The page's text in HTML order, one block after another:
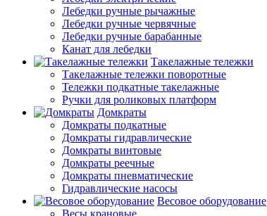
Лебедки ручные рычажные
Лебедки ручные червячные
Лебедки ручные барабанные
Канат для лебедки
Такелажные тележки
Такелажные тележки поворотные
Тележки подкатные такелажные
Ручки для роликовых платформ
Домкраты
Домкраты подкатные
Домкраты гидравлические
Домкраты винтовые
Домкраты реечные
Домкраты пневматические
Гидравлические насосы
Весовое оборудование
Весы крановые